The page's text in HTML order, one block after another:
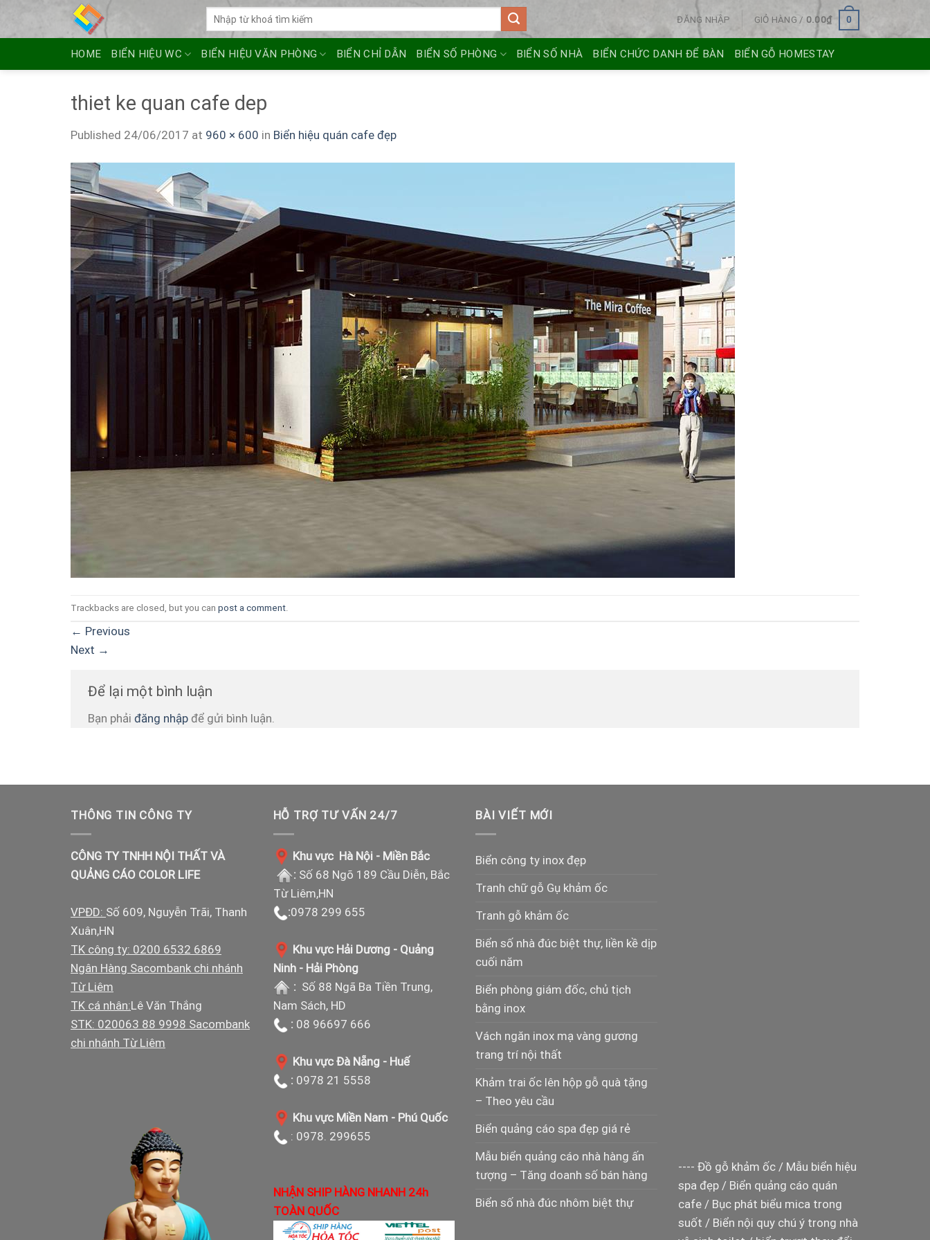
ĐĂNG NHẬP GIỎ HÀNG / 0.00₫ 0
HOME BIỂN HIỆU WC BIỂN HIỆU VĂN PHÒNG BIỂN CHỈ DẪN BIỂN SỐ PHÒNG BIỂN SỐ NHÀ BIỂN CHỨC DANH ĐỂ BÀN BIỂN GỖ HOMESTAY
thiet ke quan cafe dep
Published 24/06/2017 at 960 × 600 in Biển hiệu quán cafe đẹp
Trackbacks are closed, but you can post a comment
← Previous
Next →
Để lại một bình luận
Bạn phải đăng nhập để gửi bình luận.
THÔNG TIN CÔNG TY
CÔNG TY TNHH NỘI THẤT VÀ
QUẢNG CÁO COLOR LIFE
VPĐD: Số 609, Nguyễn Trãi, Thanh
Xuân,HN
TK công ty: 0200 6532 6869
Ngân Hàng Sacombank chi nhánh
Từ Liêm
TK cá nhân:Lê Văn Thắng
STK: 020063 88 9998 Sacombank
chi nhánh Từ Liêm
HỖ TRỢ TƯ VẤN 24/7
Khu vực Hà Nội - Miền Bắc
: Số 68 Ngõ 189 Cầu Diễn, Bắc
Từ Liêm,HN
:0978 299 655
Khu vực Hải Dương - Quảng
Ninh - Hải Phòng
: Số 88 Ngã Ba Tiền Trung,
Nam Sách, HD
: 08 96697 666
Khu vực Đà Nẵng - Huế
: 0978 21 5558
Khu vực Miền Nam - Phú Quốc
: 0978. 299655
NHẬN SHIP HÀNG NHANH 24h
TOÀN QUỐC
BÀI VIẾT MỚI
Biển công ty inox đẹp
Tranh chữ gỗ Gụ khảm ốc
Tranh gỗ khảm ốc
Biển số nhà đúc biệt thự, liền kề dịp
cuối năm
Biển phòng giám đốc, chủ tịch
bằng inox
Vách ngăn inox mạ vàng gương
trang trí nội thất
Khảm trai ốc lên hộp gỗ quà tặng
– Theo yêu cầu
Biển quảng cáo spa đẹp giá rẻ
Mẫu biển quảng cáo nhà hàng ấn
tượng – Tăng doanh số bán hàng
Biển số nhà đúc nhôm biệt thự
---- Đồ gỗ khảm ốc/ Mẫu biển hiệu
spa đẹp/ Biển quảng cáo quán
cafe/ Bục phát biểu mica trong
suốt / Biển nội quy chú ý trong nhà